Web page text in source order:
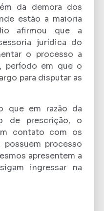
da demora dos
estão a maioria
afirmou que a
jurídica do
o processo a
período em que o
para disputar as
que em razão da
de prescrição, o
contato com os
processo
apresentem a
ingressar na